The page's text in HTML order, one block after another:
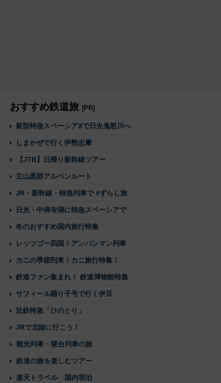
おすすめ鉄道旅 [PR]
新型特急スペーシアXで日光鬼怒川へ
しまかぜで行く伊勢志摩
【JTB】日帰り新幹線ツアー
立山黒部アルペンルート
JR・新幹線・特急列車で #ずらし旅
日光・中禅寺湖に特急スペーシアで
冬のおすすめ国内旅行特集
レッツゴー四国！アンパンマン列車
カニの季節到来！カニ旅行特集！
鉄道ファン集まれ！ 鉄道博物館特集
サフィール踊り子号で行く伊豆
近鉄特急「ひのとり」
JRで北陸に行こう！
観光列車・寝台列車の旅
鉄道の旅を楽しむツアー
楽天トラベル 国内宿泊